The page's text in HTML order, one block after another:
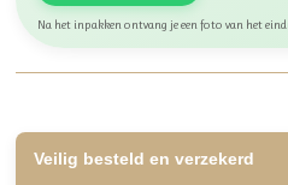
Na het inpakken ontvang je een foto van het
Veilig besteld en verzekerd